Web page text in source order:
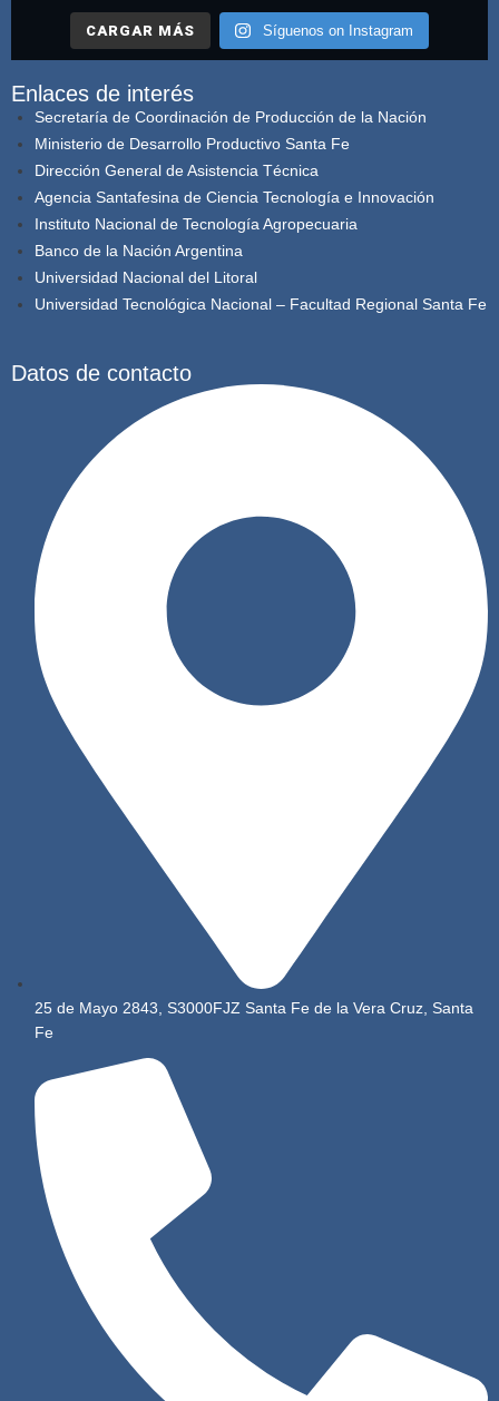
CARGAR MÁS Síguenos on Instagram
Enlaces de interés
Secretaría de Coordinación de Producción de la Nación
Ministerio de Desarrollo Productivo Santa Fe
Dirección General de Asistencia Técnica
Agencia Santafesina de Ciencia Tecnología e Innovación
Instituto Nacional de Tecnología Agropecuaria
Banco de la Nación Argentina
Universidad Nacional del Litoral
Universidad Tecnológica Nacional – Facultad Regional Santa Fe
Datos de contacto
25 de Mayo 2843, S3000FJZ Santa Fe de la Vera Cruz, Santa
Fe